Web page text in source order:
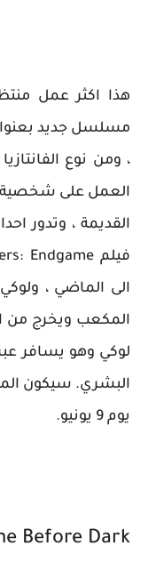
هذا اكثر عمل
مسلسل جديد
، ومن نوع
العمل على شخصية
القديمة ، وتدور
المكعب ويخرج من
لوكي وهو يسافر عبر
يوم 9 يونيو.
Before Dark